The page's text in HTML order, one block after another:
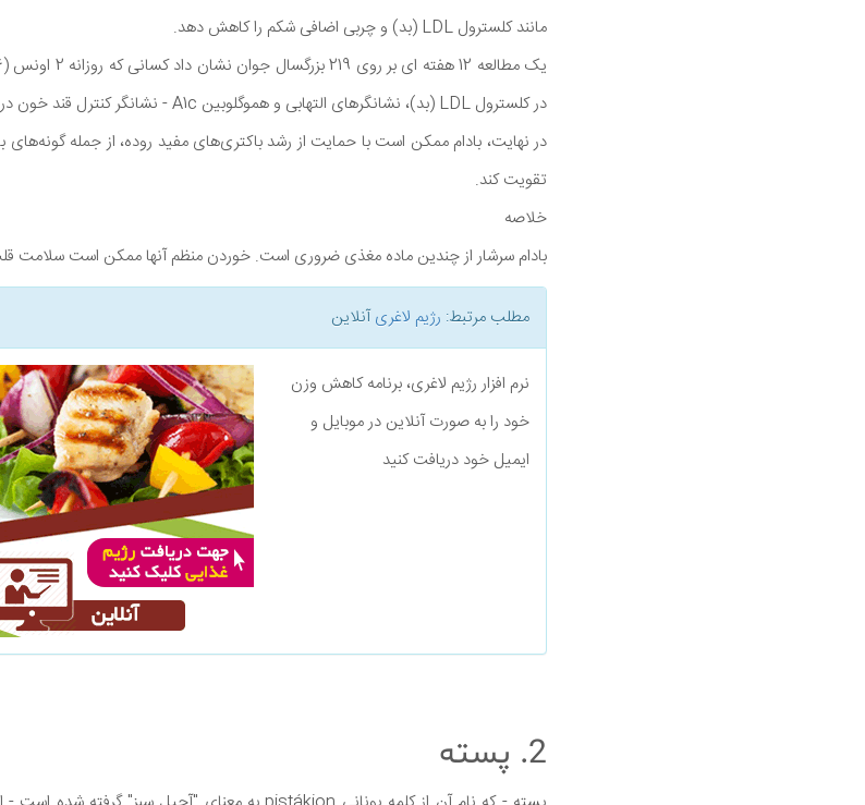
مانند کلسترول LDL (بد) و چربی اضافی شکم را کاهش دهد.
در کلسترول LDL (بد)، نشانگرهای التهابی و هموگلوبین A1c - نشانگر کنترل قند خون در گروه کنترول داشتند.
در نهایت، بادام ممکن است با حمایت از رشد باکتری‌های مفید روده، از جمله گونه‌های
تقویت کند.
خلاصه
بادام سرشار از چندین ماده مغذی ضروری است. خوردن منظم آنها ممکن است سلامت
مطلب مرتبط: رژیم لاغریآنلاین
نرم افزار رژیم لاغری، برنامه کاهش وزن
خود را به صورت آنلاین در موبایل و
ایمیل خود دریافت کنید
2. پسته